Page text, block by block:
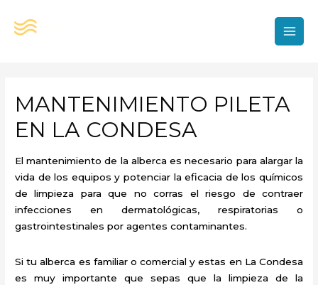
MANTENIMIENTO PILETA
EN LA CONDESA
El mantenimiento de la alberca es necesario para alargar la
vida de los equipos y potenciar la eficacia de los químicos
de limpieza para que no corras el riesgo de contraer
infecciones en dermatológicas, respiratorias o
gastrointestinales por agentes contaminantes.
Si tu alberca es familiar o comercial y estas en La Condesa
es muy importante que sepas que la limpieza de la